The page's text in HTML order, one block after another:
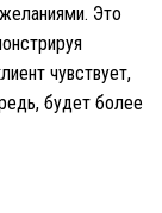
Это
чувствует,
будет более